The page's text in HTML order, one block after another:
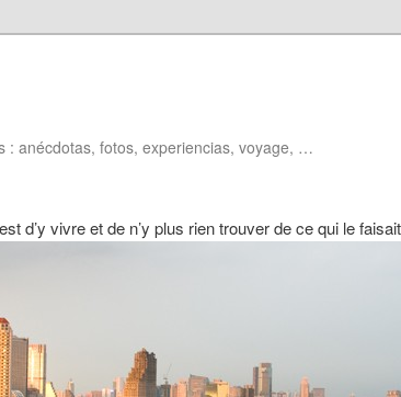
: anécdotas, fotos, experiencias, voyage, …
d’y vivre et de n’y plus rien trouver de ce qui le